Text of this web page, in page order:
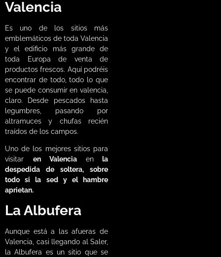
Valencia
Es uno de los sitios más
emblemáticos de toda Valencia
y el edificio más grande de
toda Europa de venta de
productos frescos. Aquí podréis
encontrar de todo, todo lo que
se puede consumir en valencia,
claro. Desde pescados hasta
legumbres, pasando por
altramuces y chufas recién
traídos de los campos.
Uno de los mejores sitios para
visitar en Valencia enla
despedida de soltera, sobre
todo si la sed y el hambre
aprietan.
La Albufera
Aunque está a las afueras de
Valencia, casi llegando al Saler,
la Albufera es un sitio que se